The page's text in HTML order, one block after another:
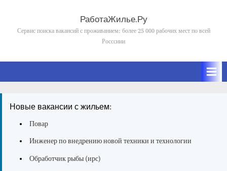
content
РаботаЖилье.Ру
Сервис поиска вакансий с проживанием: более 25 000 рабочих мест по всей
Росссиии
Новые вакансии с жильем:
Повар
Инженер по внедрению новой техники и технологии
Обработчик рыбы (ирс)